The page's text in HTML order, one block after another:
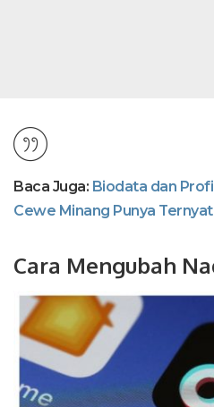
Baca Juga: Biodata dan
Cewe Minang Punya
Cara Mengubah